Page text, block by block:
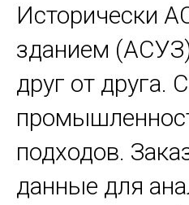
Исторически
зданием
друг от друга.
подходов.
данные для